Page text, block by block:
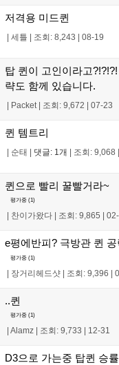
저격용 미드퀸
세틀 조회: 8,243 08-19
탑 퀸이 고인이라고
략도 함께 있습니다.
Packet| 조회: 9,672 07-23
퀸 템트리
순태 댓글: 1개 조회: 9,068
퀸으로 빨리 꿀빨거라~
평가중 (1)
찬이가왔다 조회: 9,865
e평에반피? 극방관 퀸
평가중 (1)
| 장거리헤드샷 | 조회: 9,396 |
..퀸
평가중 (1)
Alamz 조회: 9,733 12-31
D3으로 가는중 탑퀸 승